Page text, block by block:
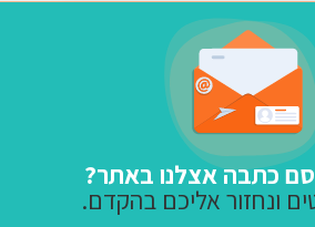
כתבה אצלנו באתר?
ונחזור אליכם בהקדם.